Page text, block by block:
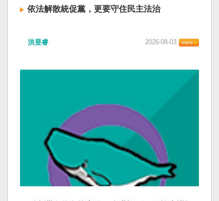
依法解散統促黨，更要守住民主法治
洪昱睿 2026-08-03